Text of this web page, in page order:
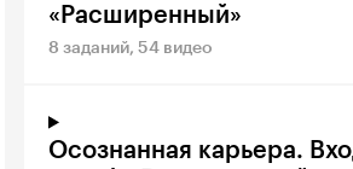
«Расширенный»
8 заданий, 54 видео
Осознанная карьера.